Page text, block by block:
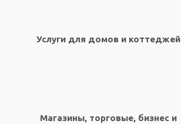
Услуги для домов и коттеджей
Магазины, торговые, бизнес и